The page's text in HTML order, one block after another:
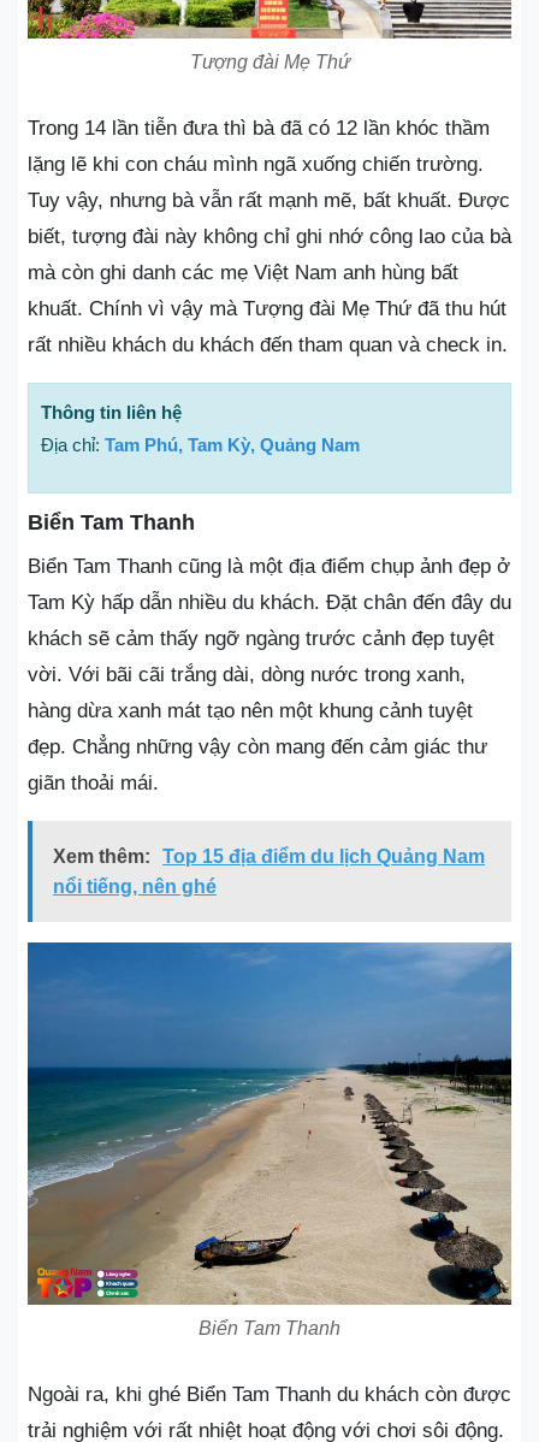
Tượng đài Mẹ Thứ
Trong 14 lần tiễn đưa thì bà đã có 12 lần khóc thầm
lặng lẽ khi con cháu mình ngã xuống chiến trường.
Tuy vậy, nhưng bà vẫn rất mạnh mẽ, bất khuất. Được
biết, tượng đài này không chỉ ghi nhớ công lao của bà
mà còn ghi danh các mẹ Việt Nam anh hùng bất
khuất. Chính vì vậy mà Tượng đài Mẹ Thứ đã thu hút
rất nhiều khách du khách đến tham quan và check in.
Thông tin liên hệ
Địa chỉ: Tam Phú, Tam Kỳ, Quảng Nam
Biển Tam Thanh
Biển Tam Thanh cũng là một địa điểm chụp ảnh đẹp ở
Tam Kỳ hấp dẫn nhiều du khách. Đặt chân đến đây du
khách sẽ cảm thấy ngỡ ngàng trước cảnh đẹp tuyệt
vời. Với bãi cãi trắng dài, dòng nước trong xanh,
hàng dừa xanh mát tạo nên một khung cảnh tuyệt
đẹp. Chẳng những vậy còn mang đến cảm giác thư
giãn thoải mái.
Xem thêm:
Top 15 địa điểm du lịch Quảng Nam
nổi tiếng, nên ghé
Biển Tam Thanh
Ngoài ra, khi ghé Biển Tam Thanh du khách còn được
trải nghiệm với rất nhiệt hoạt động với chơi sôi động.